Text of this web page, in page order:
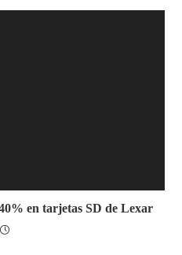
en tarjetas SD de Lexar